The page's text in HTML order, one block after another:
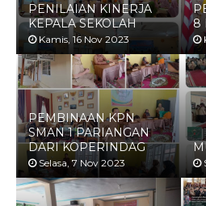
PENILAIAN KINERJA
KEPALA SEKOLAH
Kamis, 16 Nov 2023
8
PEMBINAAN KPN
SMAN 1 PARIANGAN
DARI KOPERINDAG
Selasa, 7 Nov 2023